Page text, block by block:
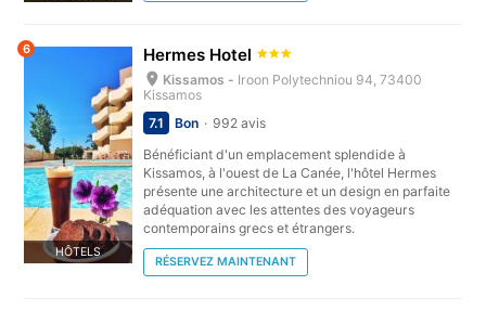
HÔTELS
6 Hermes Hotel
Kissamos - Iroon Polytechniou 94, 73400
Kissamos
7.1
Bon
992 avis
Bénéficiant d'un emplacement splendide à
Kissamos, à l'ouest de La Canée, l'hôtel Hermes
présente une architecture et un design en parfaite
adéquation avec les attentes des voyageurs
contemporains grecs et étrangers.
RÉSERVEZ MAINTENANT